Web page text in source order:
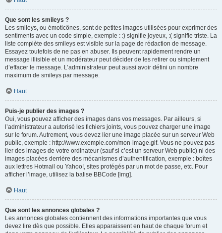
Que sont les smileys ?
Les smileys, ou émoticônes, sont de petites images utilisées pour exprimer des
sentiments avec un code simple, exemple : :) signifie joyeux, :( signifie triste. La
liste complète des smileys est visible sur la page de rédaction de message.
Essayez toutefois de ne pas en abuser. Ils peuvent rapidement rendre un
message illisible et un modérateur peut décider de les retirer ou simplement
d’effacer le message. L’administrateur peut aussi avoir défini un nombre
maximum de smileys par message.
Haut
Puis-je publier des images ?
Oui, vous pouvez afficher des images dans vos messages. Par ailleurs, si
l’administrateur a autorisé les fichiers joints, vous pouvez charger une image
sur le forum. Autrement, vous devez lier une image placée sur un serveur Web
public, exemple : http://www.exemple.com/mon-image.gif. Vous ne pouvez pas
lier des images de votre ordinateur (sauf si c’est un serveur Web public) ni des
images placées derrière des mécanismes d’authentification, exemple : boîtes
aux lettres Hotmail ou Yahoo!, sites protégés par un mot de passe, etc. Pour
afficher l’image, utilisez la balise BBCode [img].
Haut
Que sont les annonces globales ?
Les annonces globales contiennent des informations importantes que vous
devez lire dès que possible. Elles apparaissent en haut de chaque forum et